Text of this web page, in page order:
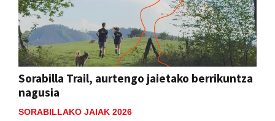
Sorabilla Trail, aurtengo jaietako berrikuntza
nagusia
SORABILLAKO JAIAK 2026